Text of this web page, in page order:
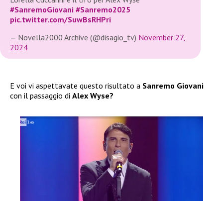
#SanremoGiovani #Sanremo2025
pic.twitter.com/SuwBsRHPri
— Novella2000 Archive (@disagio_tv) November 27,
2024
E voi vi aspettavate questo risultato a Sanremo Giovani
con il passaggio di Alex Wyse?